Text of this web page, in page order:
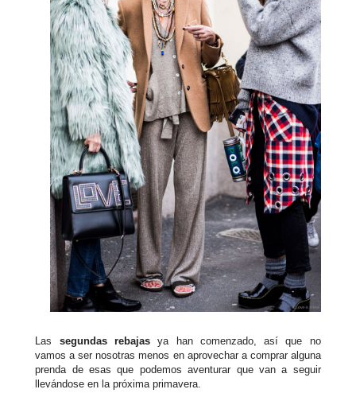
Las segundas rebajasya han comenzado, así que no
vamos a ser nosotras menos en aprovechar a comprar alguna
prenda de esas que podemos aventurar que van a seguir
llevándose en la próxima primavera.